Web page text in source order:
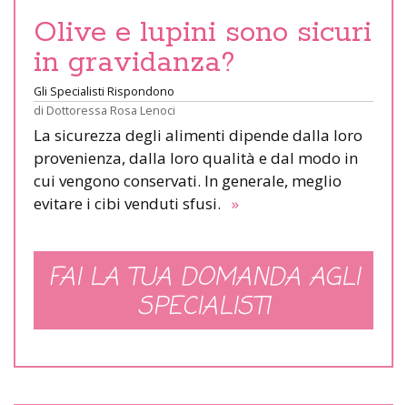
Olive e lupini sono sicuri
in gravidanza?
Gli Specialisti Rispondono
di Dottoressa Rosa Lenoci
La sicurezza degli alimenti dipende dalla loro
provenienza, dalla loro qualità e dal modo in
cui vengono conservati. In generale, meglio
evitare i cibi venduti sfusi. »
FAI LA TUA DOMANDA AGLI
SPECIALISTI